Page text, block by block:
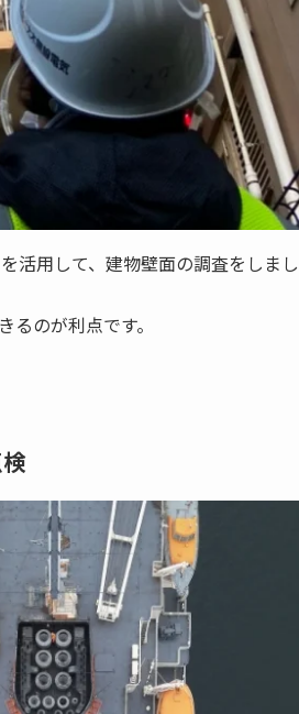
活用して、建物壁面の調査をしま
のが利点です。